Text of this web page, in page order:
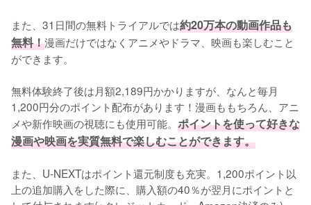
また、31日間の無料トライアルでは約20万本の動画作品も
無料！漫画だけではなくアニメやドラマ、映画も楽しむこと
ができます。
無料体験終了後は月額2,189円かかりますが、なんと毎月
1,200円分のポイント配布があります！漫画ももちろん、アニ
メや新作映画の視聴にも使用可能。 ポイントを使って好きな
漫画や映画を実質無料で楽しむことができます。
また、U-NEXTはポイント還元制度も充実。1,200ポイント以
上の追加購入をした際に、購入額の40％が翌月にポイントと